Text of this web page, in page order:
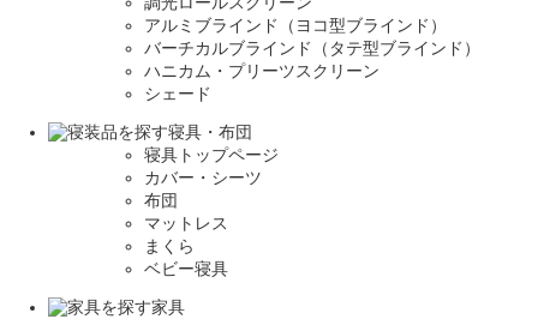
アルミブラインド（ヨコ型ブラインド）
バーチカルブラインド（タテ型ブラインド）
ハニカム・プリーツスクリーン
シェード
寝具・布団
寝具トップページ
カバー・シーツ
布団
マットレス
まくら
ベビー寝具
家具